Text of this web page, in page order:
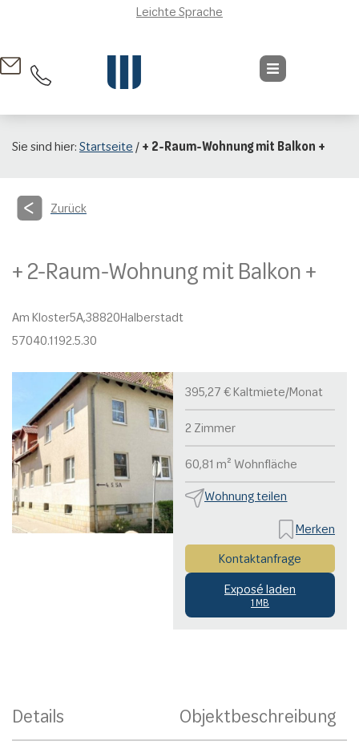
Leichte Sprache
Sie sind hier:Startseite/+ 2-Raum-Wohnung mit Balkon +
Zurück
+ 2-Raum-Wohnung mit Balkon +
Am Kloster5A,38820Halberstadt
57040.1192.5.30
395,27 € Kaltmiete/Monat
2 Zimmer
60,81 m² Wohnfläche
Wohnung teilen
Merken
Kontaktanfrage
Exposé laden
1 MB
Details Objektbeschreibung